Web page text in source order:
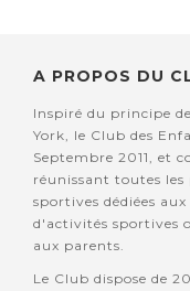
A PROPOS DU
Inspiré du principe
York, le Club des
Septembre 2011, et
réunissant toutes
sportives dédiées
d'activités sportives
aux parents.
Le Club dispose de